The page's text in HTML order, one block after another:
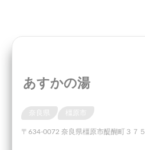
あすかの湯
奈良県
〒634-0072 奈良県橿原市醍醐町３７５